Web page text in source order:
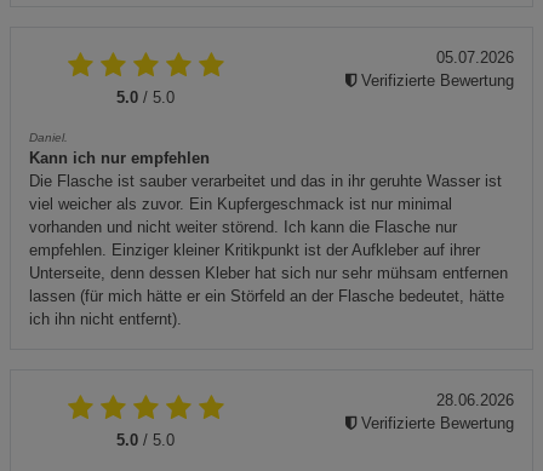
5.0 / 5.0
Daniel.
Kann ich nur empfehlen
Die Flasche ist sauber verarbeitet und das in ihr geruhte Wasser ist
viel weicher als zuvor. Ein Kupfergeschmack ist nur minimal
vorhanden und nicht weiter störend. Ich kann die Flasche nur
empfehlen. Einziger kleiner Kritikpunkt ist der Aufkleber auf ihrer
Unterseite, denn dessen Kleber hat sich nur sehr mühsam entfernen
lassen (für mich hätte er ein Störfeld an der Flasche bedeutet, hätte
ich ihn nicht entfernt).
05.07.2026
Verifizierte Bewertung
5.0 / 5.0
28.06.2026
Verifizierte Bewertung